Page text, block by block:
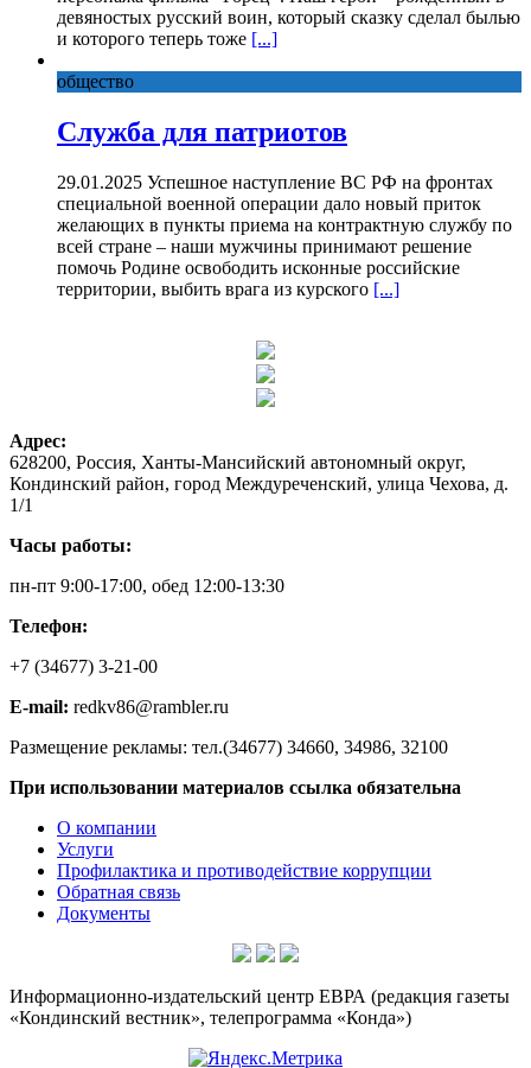
девяностых русский воин, который сказку сделал былью
и которого теперь тоже [...]
общество
Служба для патриотов
29.01.2025 Успешное наступление ВС РФ на фронтах
специальной военной операции дало новый приток
желающих в пункты приема на контрактную службу по
всей стране – наши мужчины принимают решение
помочь Родине освободить исконные российские
территории, выбить врага из курского [...]
Адрес:
628200, Россия, Ханты-Мансийский автономный округ,
Кондинский район, город Междуреченский, улица Чехова, д.
1/1
Часы работы:
пн-пт 9:00-17:00, обед 12:00-13:30
Телефон:
+7 (34677) 3-21-00
E-mail: redkv86@rambler.ru
Размещение рекламы: тел.(34677) 34660, 34986, 32100
При использовании материалов ссылка обязательна
О компании
Услуги
Профилактика и противодействие коррупции
Обратная связь
Документы
Информационно-издательский центр ЕВРА (редакция газеты
«Кондинский вестник», телепрограмма «Конда»)